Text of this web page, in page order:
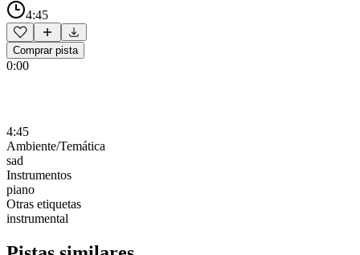
4:45
Comprar pista
0:00
4:45
Ambiente/Temática
sad
Instrumentos
piano
Otras etiquetas
instrumental